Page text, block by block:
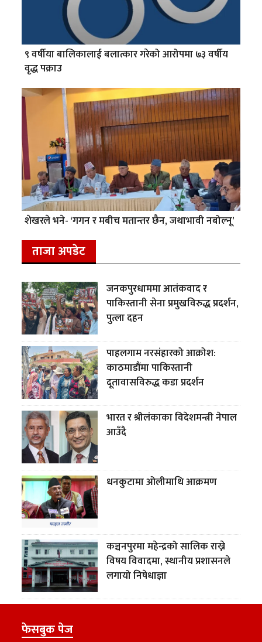
९ वर्षीया बालिकालाई बलात्कार गरेको आरोपमा ७३ वर्षीय
वृद्ध पक्राउ
शेखरले भने- ‘गगन र मबीच मतान्तर छैन, जथाभावी नबोल्नू’
ताजा अपडेट
जनकपुरधाममा आतंकवाद र
पाकिस्तानी सेना प्रमुखविरुद्ध प्रदर्शन,
पुत्ला दहन
पाहलगाम नरसंहारको आक्रोश:
काठमाडौंमा पाकिस्तानी
दूतावासविरुद्ध कडा प्रदर्शन
भारत र श्रीलंकाका विदेशमन्त्री नेपाल
आउँदै
धनकुटामा ओलीमाथि आक्रमण
कञ्चनपुरमा महेन्द्रको सालिक राख्ने
विषय विवादमा, स्थानीय प्रशासनले
लगायो निषेधाज्ञा
फेसबुक पेज